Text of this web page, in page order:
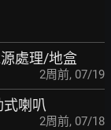
處理/地盒
2周前, 07/19
式喇叭
2周前, 07/18